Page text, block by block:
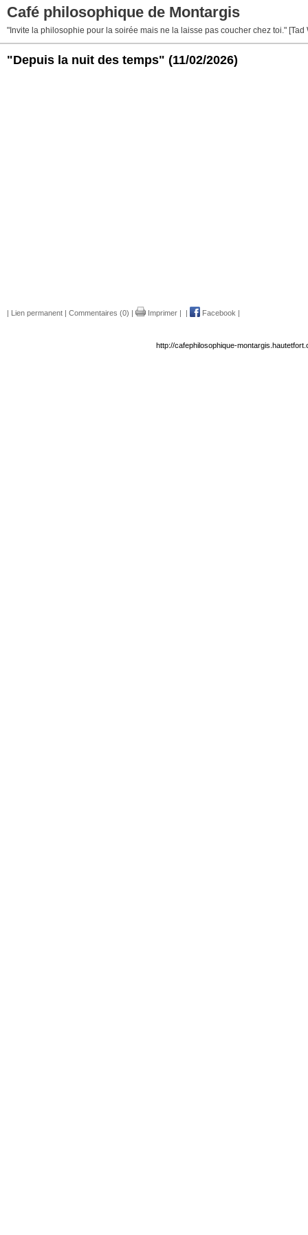
Café philosophique de Montargis
"Invite la philosophie pour la soirée mais ne la laisse pas coucher chez toi." [Tad
"Depuis la nuit des temps" (11/02/2026)
| Lien permanent | Commentaires (0) | Imprimer | | Facebook |
http://cafephilosophique-